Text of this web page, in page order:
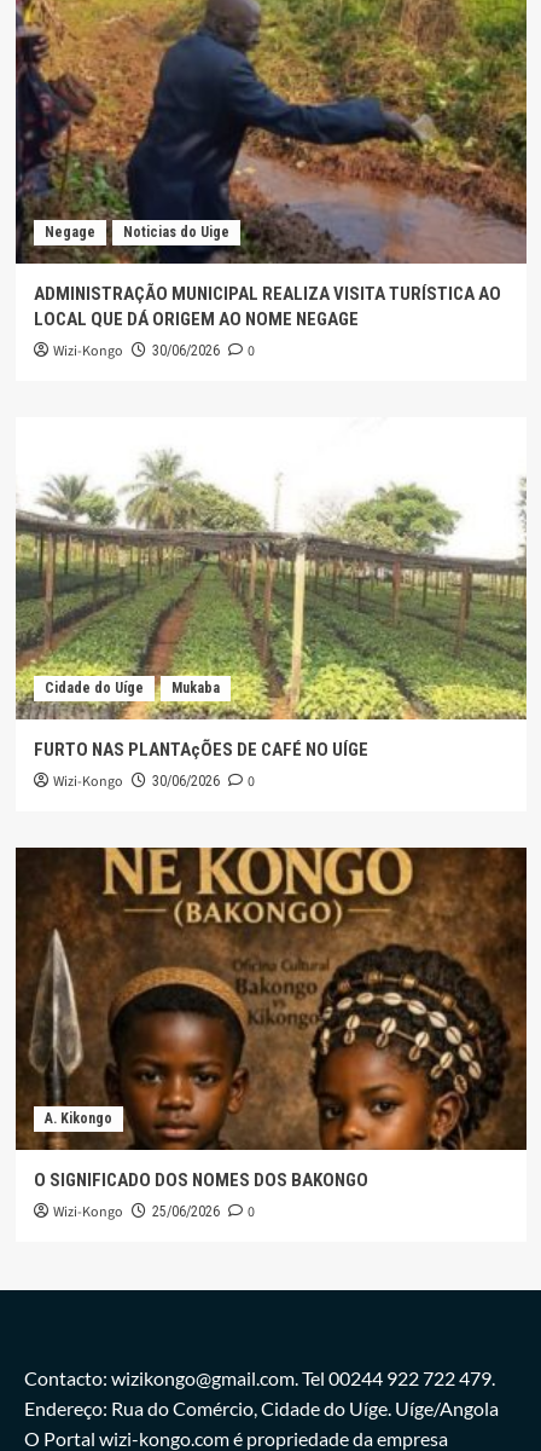
Negage Noticias do Uige
ADMINISTRAÇÃO MUNICIPAL REALIZA VISITA TURÍSTICA AO
LOCAL QUE DÁ ORIGEM AO NOME NEGAGE
Wizi-Kongo 30/06/2026 0
Cidade do Uíge Mukaba
FURTO NAS PLANTAçÕES DE CAFÉ NO UÍGE
Wizi-Kongo 30/06/2026 0
A. Kikongo
O SIGNIFICADO DOS NOMES DOS BAKONGO
Wizi-Kongo 25/06/2026 0
Contacto: wizikongo@gmail.com. Tel 00244 922 722 479.
Endereço: Rua do Comércio, Cidade do Uíge. Uíge/Angola
O Portal wizi-kongo.com é propriedade da empresa